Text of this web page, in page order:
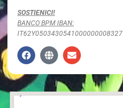
SOSTIENICI!
BANCO BPM IBAN:
IT62Y0503430541000000008327